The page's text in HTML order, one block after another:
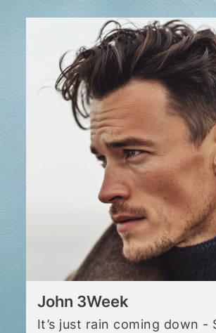
John 3Week
It’s just rain coming down -